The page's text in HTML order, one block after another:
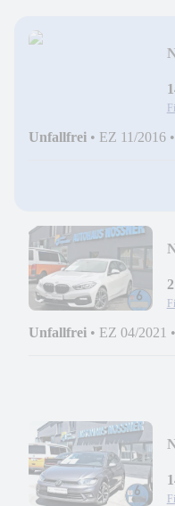
Unfallfrei • EZ 11/2016 •
Unfallfrei • EZ 04/2021 •